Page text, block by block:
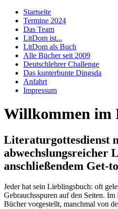
Startseite
Termine 2024
Das Team
LitDom ist...
LitDom als Buch
Alle Bücher seit 2009
Deutschlehrer Challenge
Das kunterbunte Dingsda
Anfahrt
Impressum
Willkommen
Literaturgottesdienst
abwechslungsreicher
anschließendem Get-
Jeder hat sein Lieblingsbuch: oft
Gebrauchsspuren auf den Seiten.
Bücher vorgestellt, manchmal von